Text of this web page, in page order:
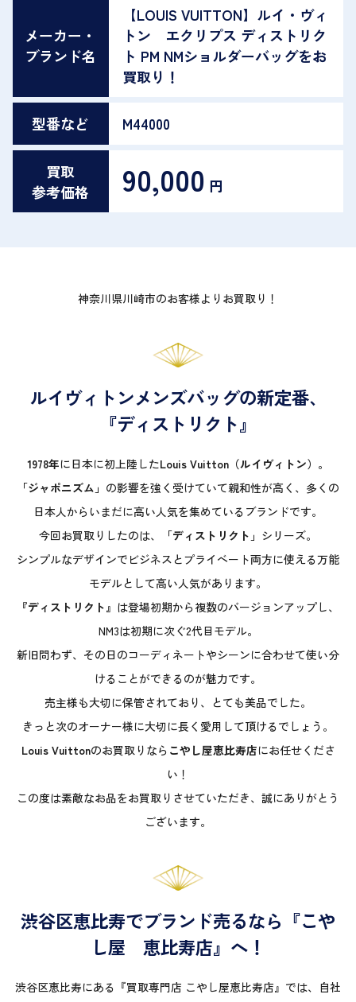
メーカー・
ブランド名
【LOUIS VUITTON】ルイ・ヴィ
トン エクリプス ディストリク
ト PM NMショルダーバッグをお
買取り！
型番など M44000
買取
参考価格
90,000 円
神奈川県川崎市のお客様よりお買取り！
ルイヴィトンメンズバッグの新定番、
『ディストリクト』
1978年に日本に初上陸したLouis Vuitton（ルイヴィトン）。
「ジャポニズム」 の影響を強く受けていて親和性が高く、多くの
日本人からいまだに高い人気を集めているブランドです。
今回お買取りしたのは、
「ディストリクト」 シリーズ。
シンプルなデザインでビジネスとプライベート両方に使える万能
モデルとして高い人気があります。
『ディストリクト』 は登場初期から複数のバージョンアップし、
NM3は初期に次ぐ2代目モデル。
新旧問わず、その日のコーディネートやシーンに合わせて使い分
けることができるのが魅力です。
売主様も大切に保管されており、とても美品でした。
きっと次のオーナー様に大切に長く愛用して頂けるでしょう。
Louis Vuittonのお買取りなら こやし屋恵比寿店にお任せくださ
い！
この度は素敵なお品をお買取りさせていただき、誠にありがとう
ございます。
渋谷区恵比寿でブランド売るなら『こや
し屋 恵比寿店』へ！
渋谷区恵比寿にある『買取専門店 こやし屋恵比寿店』では、自社